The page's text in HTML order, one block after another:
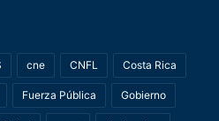
cne CNFL Costa Rica
Fuerza Pública Gobierno